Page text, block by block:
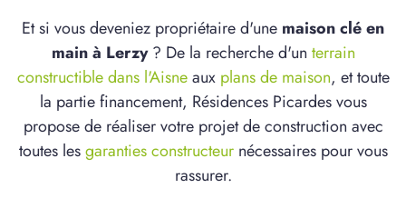
Et si vous deveniez propriétaire d'une maison clé en
main à Lerzy? De la recherche d'un terrain
constructible dans l'Aisneaux plans de maison, et toute
la partie financement, Résidences Picardes vous
propose de réaliser votre projet de construction avec
toutes lesgaranties constructeurnécessaires pour vous
rassurer.